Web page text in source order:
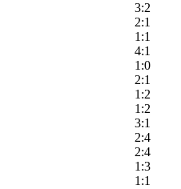
3:2
2:1
1:1
4:1
1:0
2:1
1:2
1:2
3:1
2:4
2:4
1:3
1:1